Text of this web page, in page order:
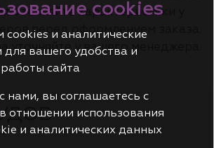
Уточняйте характеристики у
перед оформлением заказа.
уточняйте у вашего менеджера.
cookies
cookies и аналитические
для вашего удобства и
сайта
нами, вы соглашаетесь с
в отношении использования
и аналитических данных